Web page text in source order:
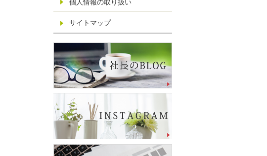
個人情報の取り扱い
サイトマップ